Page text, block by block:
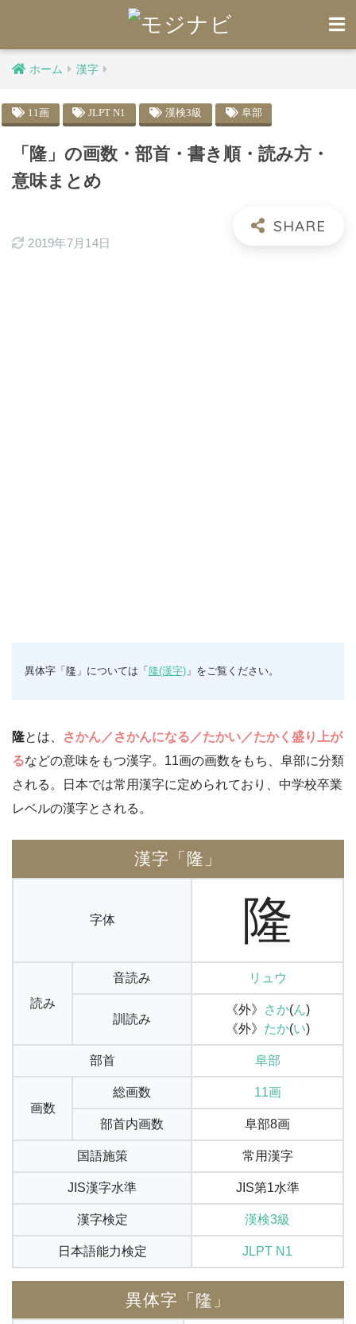
ホーム 漢字
11画 JLPT N1 漢検3級 阜部
「隆」の画数・部首・書き順・読み方・
意味まとめ
2019年7月14日
異体字「隆」については「 隆(漢字) 」をご覧ください。
隆とは、
さかん／さかんになる／たかい／たかく盛り上が
るなどの意味をもつ漢字。11画の画数をもち、阜部に分類
される。日本では常用漢字に定められており、中学校卒業
レベルの漢字とされる。
漢字「隆」
字体 隆
読み
音読み リュウ
訓読み
《外》 さか(ん)
《外》 たか(い)
部首 阜部
画数
総画数 11画
部首内画数 阜部8画
国語施策 常用漢字
JIS漢字水準 JIS第1水準
漢字検定 漢検3級
日本語能力検定 JLPT N1
異体字「隆」